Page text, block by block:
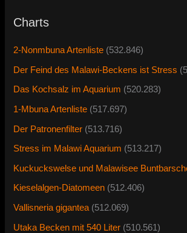
Charts
2-Nonmbuna Artenliste (532.846)
Der Feind des Malawi-Beckens ist Stress
Das Kochsalz im Aquarium (520.283)
1-Mbuna Artenliste (517.697)
Der Patronenfilter (513.716)
Stress im Malawi Aquarium (513.217)
Kuckuckswelse und Malawisee
Kieselalgen-Diatomeen (512.406)
Vallisneria gigantea (512.069)
Utaka Becken mit 540 Liter (510.561)